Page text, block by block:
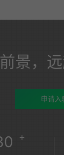
景，
申请入
+